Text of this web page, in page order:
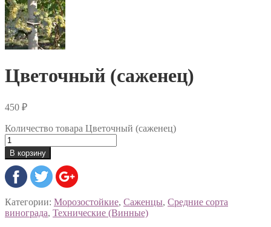
Цветочный (саженец)
450 ₽
Количество товара Цветочный (саженец)
В корзину
Категории: Морозостойкие, Саженцы, Средние сорта
винограда, Технические (Винные)